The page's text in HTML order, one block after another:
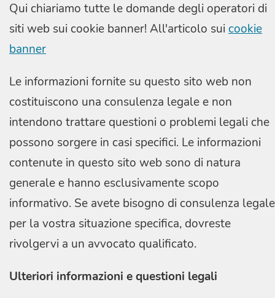
Qui chiariamo tutte le domande degli operatori di
siti web sui cookie banner! All'articolo sui cookie
banner
Le informazioni fornite su questo sito web non
costituiscono una consulenza legale e non
intendono trattare questioni o problemi legali che
possono sorgere in casi specifici. Le informazioni
contenute in questo sito web sono di natura
generale e hanno esclusivamente scopo
informativo. Se avete bisogno di consulenza legale
per la vostra situazione specifica, dovreste
rivolgervi a un avvocato qualificato.
Ulteriori informazioni e questioni legali